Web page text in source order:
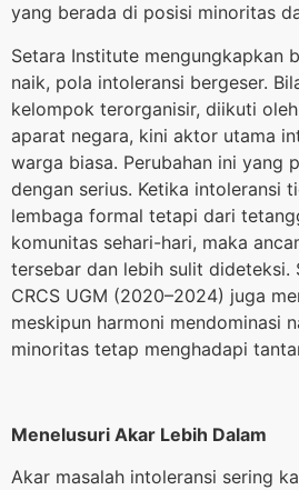
yang berada di posisi minoritas
Setara Institute mengungkapkan
naik, pola intoleransi bergeser.
kelompok terorganisir, diikuti
aparat negara, kini aktor utama
warga biasa. Perubahan ini yang
dengan serius. Ketika intoleransi
lembaga formal tetapi dari
komunitas sehari-hari, maka
tersebar dan lebih sulit dideteksi.
CRCS UGM (2020–2024) juga
meskipun harmoni mendominasi
minoritas tetap menghadapi
Menelusuri Akar Lebih Dalam
Akar masalah intoleransi sering